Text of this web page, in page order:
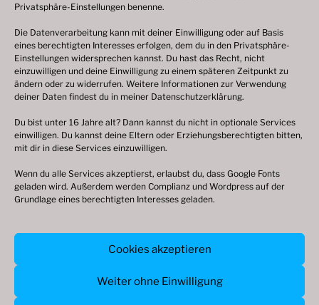
Privatsphäre-Einstellungen benenne.
Die Datenverarbeitung kann mit deiner Einwilligung oder auf Basis
eines berechtigten Interesses erfolgen, dem du in den Privatsphäre-
Einstellungen widersprechen kannst. Du hast das Recht, nicht
einzuwilligen und deine Einwilligung zu einem späteren Zeitpunkt zu
ändern oder zu widerrufen. Weitere Informationen zur Verwendung
deiner Daten findest du in meiner Datenschutzerklärung.
Du bist unter 16 Jahre alt? Dann kannst du nicht in optionale Services
einwilligen. Du kannst deine Eltern oder Erziehungsberechtigten bitten,
mit dir in diese Services einzuwilligen.
Wenn du alle Services akzeptierst, erlaubst du, dass Google Fonts
geladen wird. Außerdem werden Complianz und Wordpress auf der
Grundlage eines berechtigten Interesses geladen.
Cookies akzeptieren
Weiter ohne Einwilligung
© 2003 – 2025 nilsbenthien.de,Datenschutzerklärung
|Cookie-Richtlinie EU|Impressum
© 2003 – 2026 nilsbenthien.de,
Datenschutzerkärung|Cookie-Richtlinie